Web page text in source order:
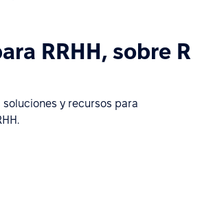
RRHH, sobre R
soluciones y recursos para